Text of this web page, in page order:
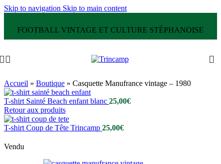
Skip to navigation Skip to main content
FOOTBALL VINTAGE ET CULTURE STÉPHANOISE
Accueil » Boutique » Casquette Manufrance vintage – 1980
T-shirt Sainté Beach enfant blanc 25,00€
Retour aux produits
T-shirt Coup de Tête Trincamp 25,00€
Vendu